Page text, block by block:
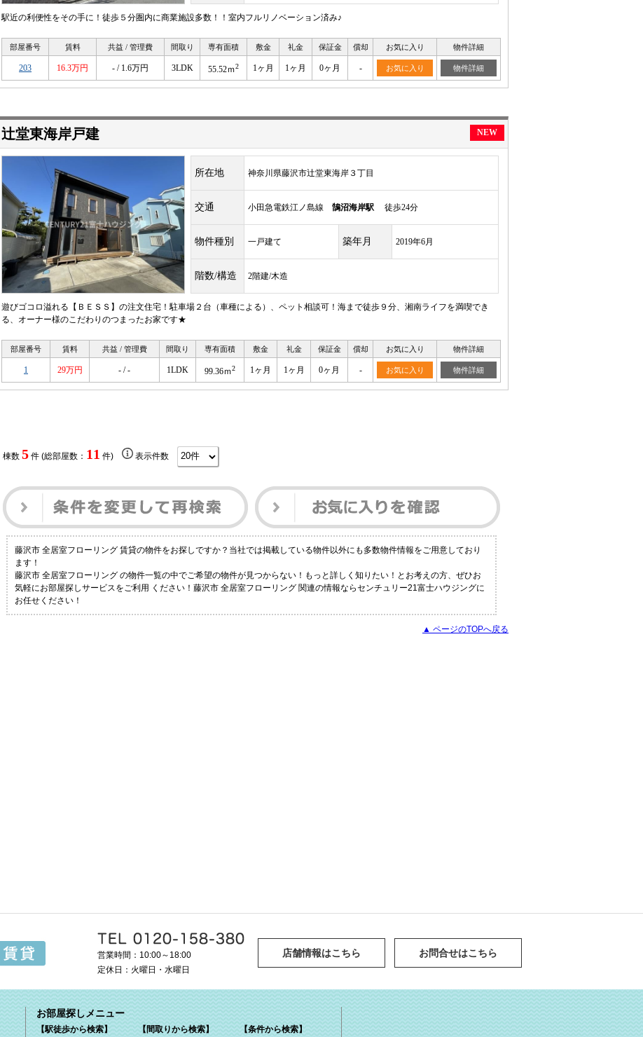
駅近の利便性をその手に！徒歩５分圏内に商業施設多数！！室内フルリノベーション済み♪
部屋番号 賃料 共益 / 管理費 間取り 専有面積 敷金 礼金 保証金 償却 お気に入り 物件詳細
203 16.3万円 - / 1.6万円 3LDK 55.52ｍ2 1ヶ月 1ヶ月 0ヶ月 - お気に入り 物件詳細
辻堂東海岸戸建 NEW
所在地 神奈川県藤沢市辻堂東海岸３丁目
交通 小田急電鉄江ノ島線 鵠沼海岸駅 徒歩24分
物件種別 一戸建て 築年月 2019年6月
階数/構造 2階建/木造
遊びゴコロ溢れる【ＢＥＳＳ】の注文住宅！駐車場２台（車種による）、ペット相談可！海まで徒歩９分、湘南ライフを満喫でき
る、オーナー様のこだわりのつまったお家です★
部屋番号 賃料 共益 / 管理費 間取り 専有面積 敷金 礼金 保証金 償却 お気に入り 物件詳細
1 29万円 - / - 1LDK 99.36ｍ2 1ヶ月 1ヶ月 0ヶ月 - お気に入り 物件詳細
棟数 5件 (総部屋数： 11 件) 表示件数
藤沢市 全居室フローリング 賃貸の物件をお探しですか？当社では掲載している物件以外にも多数物件情報をご用意しており
ます！
藤沢市 全居室フローリング の物件一覧の中でご希望の物件が見つからない！もっと詳しく知りたい！とお考えの方、ぜひお
気軽にお部屋探しサービスをご利用 ください！藤沢市 全居室フローリング 関連の情報ならセンチュリー21富士ハウジングに
お任せください！
▲ ページのTOPへ戻る
営業時間：10:00～18:00
定休日：火曜日・水曜日
店舗情報はこちら お問合せはこちら
お部屋探しメニュー
【駅徒歩から検索】 【間取りから検索】 【条件から検索】